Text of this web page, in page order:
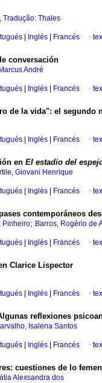
Tradução: Thales
Inglés Francés ·
conversación
André
Inglés Francés ·
de la vida": el segundo
Inglés Francés ·
en El estadio del
Giovani Henrique
Inglés Francés ·
contemporáneos
Pinheiro; Barros, Rogério de
Inglés Francés ·
Clarice Lispector
Inglés Francés ·
reflexiones
Isalena Santos
Inglés Francés ·
: cuestiones de lo
Alexsandra dos